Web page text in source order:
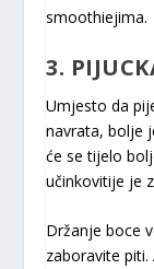
smoothiejima.
3.
Umjesto da
navrata, bolje
će se tijelo
učinkovitije je
Držanje boce
zaboravite